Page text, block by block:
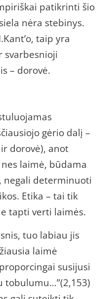
patikrinti šio
nėra stebinys.
taip yra
– dorovė.
gėrio dalį –
dorovė), anot
laimė, būdama
negali determinuoti
Etika – tai tik
tapti verti laimės.
tuo labiau jis
laimė
susijusi
tobulumu…”(2,153)